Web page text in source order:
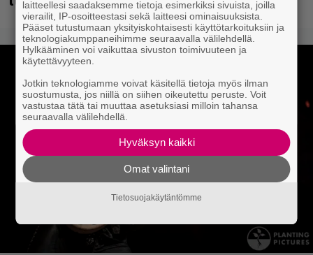
laitteellesi saadaksemme tietoja esimerkiksi sivuista, joilla
vierailit, IP-osoitteestasi sekä laitteesi ominaisuuksista.
Pääset tutustumaan yksityiskohtaisesti käyttötarkoituksiin ja
teknologiakumppaneihimme seuraavalla välilehdellä.
Hylkääminen voi vaikuttaa sivuston toimivuuteen ja
käytettävyyteen.
Jotkin teknologiamme voivat käsitellä tietoja myös ilman
suostumusta, jos niillä on siihen oikeutettu peruste. Voit
vastustaa tätä tai muuttaa asetuksiasi milloin tahansa
seuraavalla välilehdellä.
Hyväksyn kaikki
Omat valintani
Tietosuojakäytäntömme